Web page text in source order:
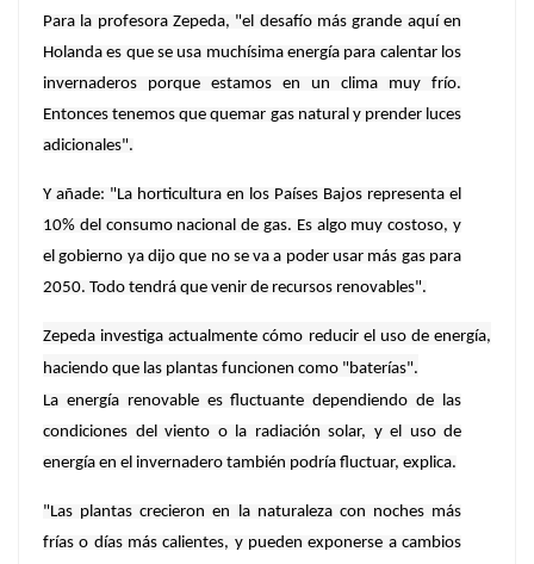
Para la profesora Zepeda, "el desafío más grande aquí en
Holanda es que se usa muchísima energía para calentar los
invernaderos porque estamos en un clima muy frío.
Entonces tenemos que quemar gas natural y prender luces
adicionales".
Y añade: "La horticultura en los Países Bajos representa el
10% del consumo nacional de gas. Es algo muy costoso, y
el gobierno ya dijo que no se va a poder usar más gas para
2050. Todo tendrá que venir de recursos renovables".
Zepeda investiga actualmente cómo reducir el uso de energía,
haciendo que las plantas funcionen como "baterías".
La energía renovable es fluctuante dependiendo de las
condiciones del viento o la radiación solar, y el uso de
energía en el invernadero también podría fluctuar, explica.
"Las plantas crecieron en la naturaleza con noches más
frías o días más calientes, y pueden exponerse a cambios